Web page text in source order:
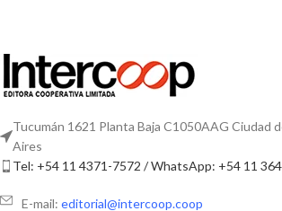
Tucumán 1621 Planta Baja C1050AAG Ciudad
Aires
Tel: +54 11 4371-7572 / WhatsApp: +54 11
E-mail: editorial@intercoop.coop